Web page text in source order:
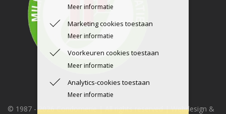
© 1987 -2026 Condomerie | All rights reserved | Webdesign &
Meer informatie
Marketing cookies toestaan
Meer informatie
Voorkeuren cookies toestaan
Meer informatie
Analytics-cookies toestaan
Meer informatie